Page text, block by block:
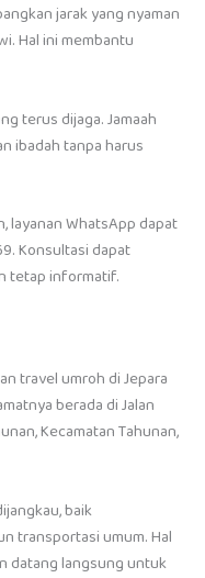
jarak yang nyaman
Hal ini membantu
terus dijaga. Jamaah
ibadah tanpa harus
layanan WhatsApp dapat
Konsultasi dapat
tetap informatif.
travel umroh di Jepara
berada di Jalan
Kecamatan Tahunan,
baik
transportasi umum. Hal
datang langsung untuk